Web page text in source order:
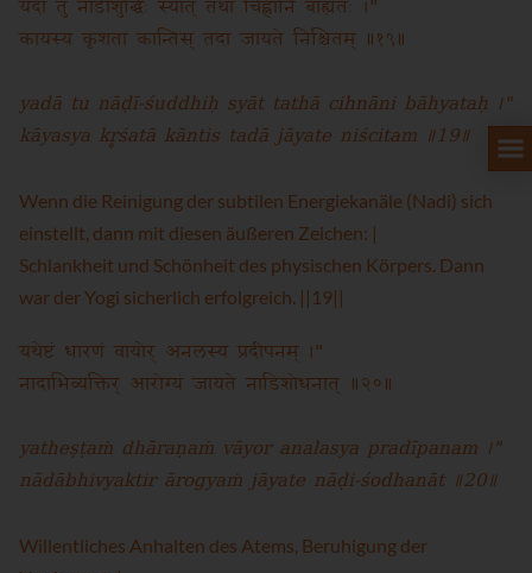
यदा तु नाडीशुद्धिः स्यात् तथा चिह्नानि बाह्यतः ।"
कायस्य कृशता कान्तिस् तदा जायते निश्चितम् ॥१९॥
yadā tu nāḍī-śuddhiḥ syāt tathā cihnāni bāhyataḥ ।"
kāyasya kr̥śatā kāntis tadā jāyate niścitam ॥19॥
Wenn die Reinigung der subtilen Energiekanäle (Nadi) sich
einstellt, dann mit diesen äußeren Zeichen: |
Schlankheit und Schönheit des physischen Körpers. Dann
war der Yogi sicherlich erfolgreich. ||19||
यथेष्टं धारणं वायोर् अनलस्य प्रदीपनम् ।"
नादाभिव्यक्तिर् आरोग्यं जायते नाडिशोधनात् ॥२०॥
yatheṣṭaṁ dhāraṇaṁ vāyor analasya pradīpanam ।"
nādābhivyaktir ārogyaṁ jāyate nāḍi-śodhanāt ॥20॥
Willentliches Anhalten des Atems, Beruhigung der